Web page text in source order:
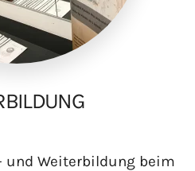
und Weiterbildung beim